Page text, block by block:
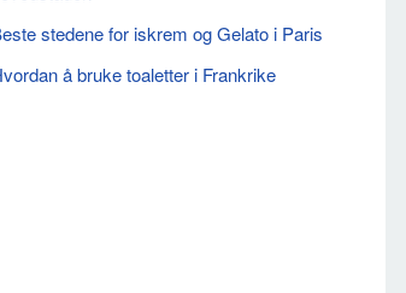
stedene for iskrem og Gelato i Paris
å bruke toaletter i Frankrike